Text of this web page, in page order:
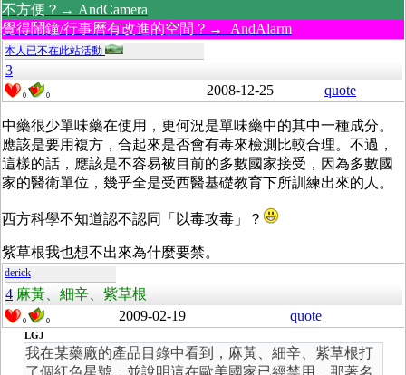
不方便？→ AndCamera
覺得鬧鐘/行事曆有改進的空間？→ AndAlarm
本人已不在此站活動
3
0 0 2008-12-25 quote
中藥很少單味藥在使用，更何況是單味藥中的其中一種成分。
應該是要用複方，合起來是否會有毒來檢測比較合理。不過，
這樣的話，應該是不容易被目前的多數國家接受，因為多數國
家的醫衛單位，幾乎全是受西醫基礎教育下所訓練出來的人。
西方科學不知道認不認同「以毒攻毒」？
紫草根我也想不出來為什麼要禁。
derick
4 麻黃、細辛、紫草根
0 0 2009-02-19 quote
LGJ
我在某藥廠的產品目錄中看到，麻黃、細辛、紫草根打